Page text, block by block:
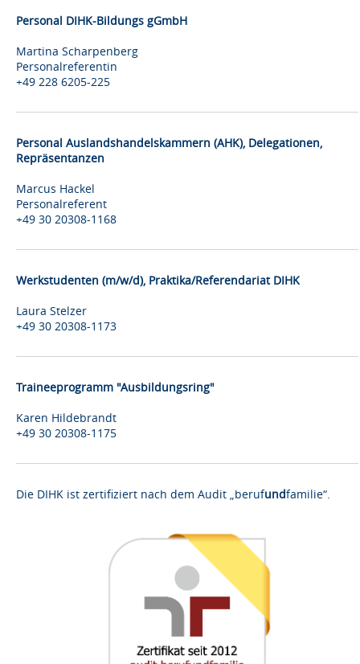
Personal DIHK-Bildungs gGmbH
Martina Scharpenberg
Personalreferentin
+49 228 6205-225
Personal Auslandshandelskammern (AHK), Delegationen,
Repräsentanzen
Marcus Hackel
Personalreferent
+49 30 20308-1168
Werkstudenten (m/w/d), Praktika/Referendariat DIHK
Laura Stelzer
+49 30 20308-1173
Traineeprogramm "Ausbildungsring"
Karen Hildebrandt
+49 30 20308-1175
Die DIHK ist zertifiziert nach dem Audit „berufundfamilie“.